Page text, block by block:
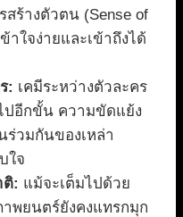
ร้างตัวตน (Sense of
าใจง่ายและเข้าถึงได้
: เคมีระหว่างตัวละคร
ปอีกขั้น ความขัดแย้ง
ร่วมกันของเหล่า
ใจ
: แม้จะเต็มไปด้วย
พยนตร์ยังคงแทรกมุก